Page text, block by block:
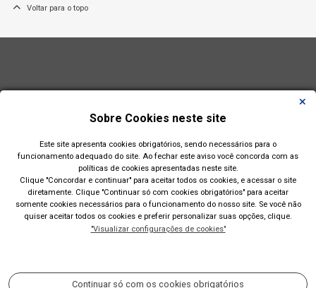
Voltar para o topo
Sobre Cookies neste site
Este site apresenta cookies obrigatórios, sendo necessários para o
funcionamento adequado do site. Ao fechar este aviso você concorda com as
políticas de cookies apresentadas neste site.
Clique "Concordar e continuar" para aceitar todos os cookies, e acessar o site
diretamente. Clique "Continuar só com cookies obrigatórios" para aceitar
somente cookies necessários para o funcionamento do nosso site. Se você não
quiser aceitar todos os cookies e preferir personalizar suas opções, clique.
"Visualizar configurações de cookies"
Continuar só com os cookies obrigatórios
Prefeitura Municipal de Esteio(RS)